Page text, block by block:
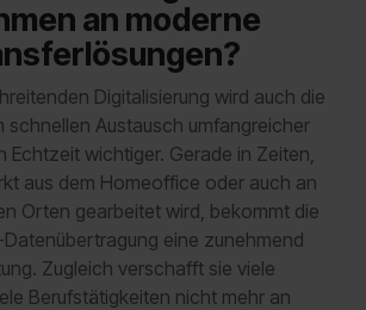
an moderne
Digitalisierung wird auch die
schnellen Austausch umfangreicher
Echtzeit wichtiger. Gerade in Zeiten,
aus dem Homeoffice oder auch an
Orten gearbeitet wird, bekommt die
eine zunehmend
Zugleich verschafft sie viele
Berufstätigkeiten nicht mehr an